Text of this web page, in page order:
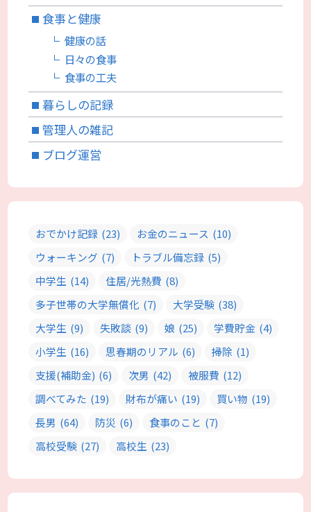
食事と健康
健康の話
日々の食事
食事の工夫
暮らしの記録
管理人の雑記
ブログ運営
おでかけ記録 (23) お金のニュース (10)
ウォーキング (7) トラブル備忘録 (5)
中学生 (14) 住居/光熱費 (8)
多子世帯の大学無償化 (7) 大学受験 (38)
大学生 (9) 失敗談 (9) 娘 (25) 学費貯金 (4)
小学生 (16) 思春期のリアル (6) 掃除 (1)
支援(補助金) (6) 次男 (42) 被服費 (12)
調べてみた (19) 財布が痛い (19) 買い物 (19)
長男 (64) 防災 (6) 食事のこと (7)
高校受験 (27) 高校生 (23)